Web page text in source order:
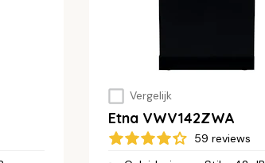
Vergelijk
Etna VWV142ZWA
59 reviews